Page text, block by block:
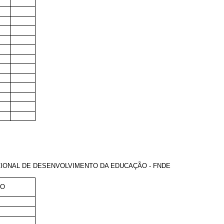
DE DESENVOLVIMENTO DA EDUCAÇÃO - FNDE